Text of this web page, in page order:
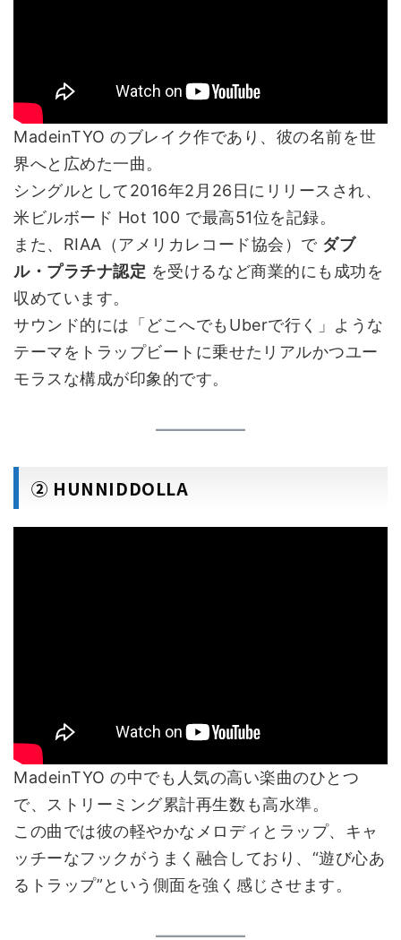
MadeinTYO のブレイク作であり、彼の名前を世
界へと広めた一曲。
シングルとして2016年2月26日にリリースされ、
米ビルボード Hot 100 で最高51位を記録。
また、RIAA（アメリカレコード協会）で ダブ
ル・プラチナ認定 を受けるなど商業的にも成功を
収めています。
サウンド的には「どこへでもUberで行く」ような
テーマをトラップビートに乗せたリアルかつユー
モラスな構成が印象的です。
② HUNNIDDOLLA
MadeinTYO の中でも人気の高い楽曲のひとつ
で、ストリーミング累計再生数も高水準。
この曲では彼の軽やかなメロディとラップ、キャ
ッチーなフックがうまく融合しており、“遊び心あ
るトラップ”という側面を強く感じさせます。